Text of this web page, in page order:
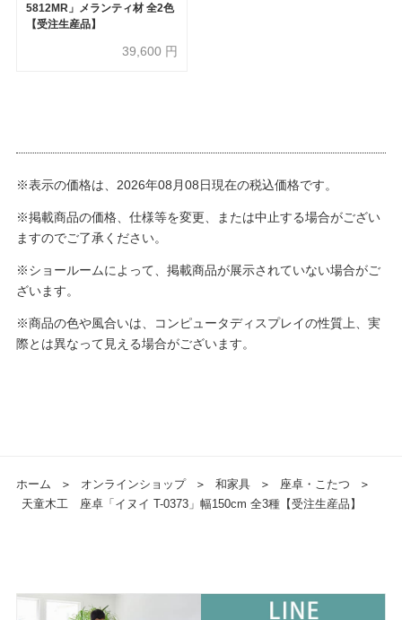
5812MR」メランティ材 全2色
【受注生産品】
39,600 円
※表示の価格は、2026年08月08日現在の税込価格です。
※掲載商品の価格、仕様等を変更、または中止する場合がござい
ますのでご了承ください。
※ショールームによって、掲載商品が展示されていない場合がご
ざいます。
※商品の色や風合いは、コンピュータディスプレイの性質上、実
際とは異なって見える場合がございます。
ホーム ＞ オンラインショップ ＞ 和家具 ＞ 座卓・こたつ
＞
天童木工 座卓「イヌイ T-0373」幅150cm 全3種【受注生産品】